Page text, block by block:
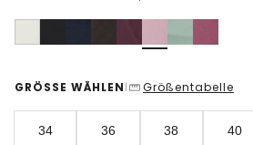
GRÖSSE WÄHLEN | Größentabelle
34 36 38 40